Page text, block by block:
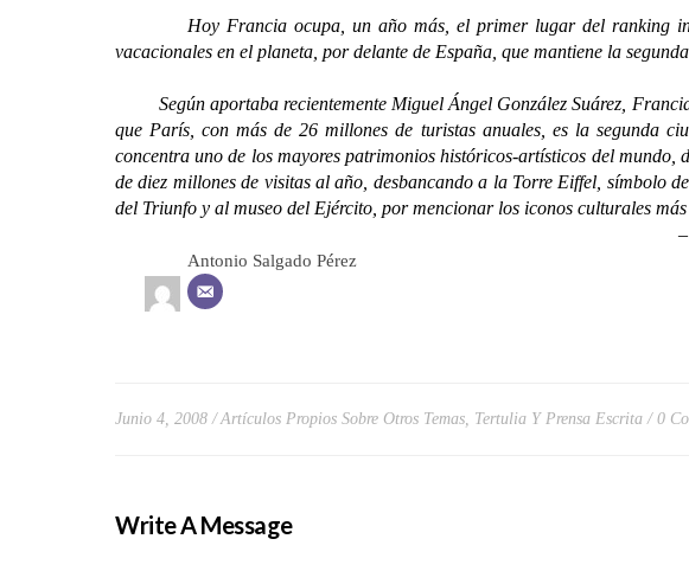
Hoy Francia ocupa, un año más, el primer lugar del ranking
vacacionales en el planeta, por delante de España, que mantiene la
Según aportaba recientemente Miguel Ángel González Suárez,
que París, con más de 26 millones de turistas anuales, es la segunda
concentra uno de los mayores patrimonios históricos-artísticos del mundo,
de diez millones de visitas al año, desbancando a la Torre Eiffel, símbolo
del Triunfo y al museo del Ejército, por mencionar los iconos culturales
Antonio Salgado Pérez
Junio 4, 2008 Artículos Propios Sobre Otros Temas Tertulia Y Prensa Escrita 0
Write A Message